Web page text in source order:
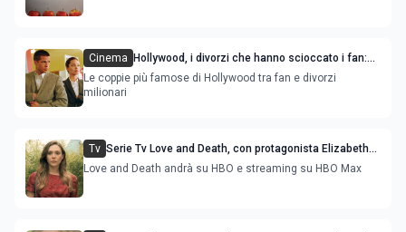
Cinema
Hollywood, i divorzi che hanno scioccato i fan:
dai Brangelina a Johnny Depp e Amber Heard
Le coppie più famose di Hollywood tra fan e divorzi
milionari
Tv Serie Tv Love and Death, con protagonista Elizabeth
Olsen nel ruolo di una omicida
Love and Death andrà su HBO e streaming su HBO Max